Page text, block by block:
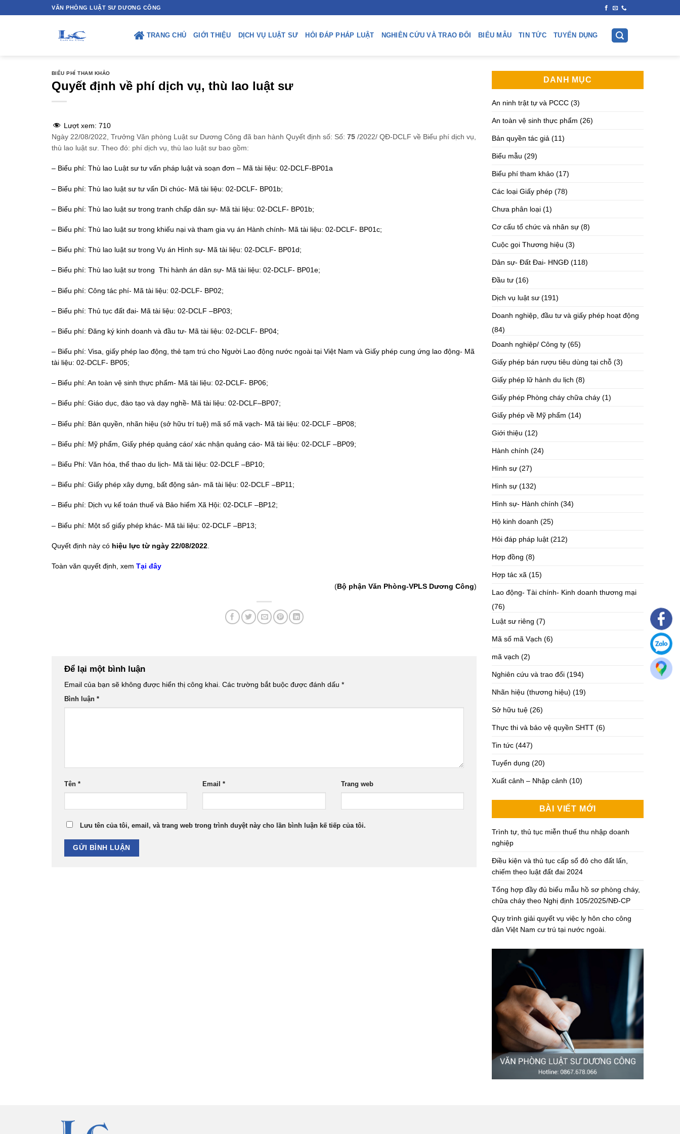
to
VĂN PHÒNG LUẬT SƯ DƯƠNG CÔNG
TRANG CHỦ GIỚI THIỆU DỊCH VỤ LUẬT SƯ HỎI ĐÁP PHÁP LUẬT NGHIÊN CỨU VÀ TRAO ĐỔI BIỂU MẪU TIN TỨC TUYỂN DỤNG
BIỂU PHÍ THAM KHẢO
Quyết định về phí dịch vụ, thù lao luật sư
Lượt xem: 710
Ngày 22/08/2022, Trưởng Văn phòng Luật sư Dương Công đã ban hành Quyết định số: Số: 75 /2022/ QĐ-DCLF về Biểu phí dịch vụ,
thù lao luật sư. Theo đó: phí dịch vụ, thù lao luật sư bao gồm:
– Biểu phí: Thù lao Luật sư tư vấn pháp luật và soạn đơn – Mã tài liệu: 02-DCLF-BP01a
– Biểu phí: Thù lao luật sư tư vấn Di chúc- Mã tài liệu: 02-DCLF- BP01b;
– Biểu phí: Thù lao luật sư trong tranh chấp dân sự- Mã tài liệu: 02-DCLF- BP01b;
– Biểu phí: Thù lao luật sư trong khiếu nại và tham gia vụ án Hành chính- Mã tài liệu: 02-DCLF- BP01c;
– Biểu phí: Thù lao luật sư trong Vụ án Hình sự- Mã tài liệu: 02-DCLF- BP01d;
– Biểu phí: Thù lao luật sư trong Thi hành án dân sự- Mã tài liệu: 02-DCLF- BP01e;
– Biểu phí: Công tác phí- Mã tài liệu: 02-DCLF- BP02;
– Biểu phí: Thủ tục đất đai- Mã tài liệu: 02-DCLF –BP03;
– Biểu phí: Đăng ký kinh doanh và đầu tư- Mã tài liệu: 02-DCLF- BP04;
– Biểu phí: Visa, giấy phép lao động, thẻ tạm trú cho Người Lao động nước ngoài tại Việt Nam và Giấy phép cung ứng lao động- Mã
tài liệu: 02-DCLF- BP05;
– Biểu phí: An toàn vệ sinh thực phẩm- Mã tài liệu: 02-DCLF- BP06;
– Biểu phí: Giáo dục, đào tạo và dạy nghề- Mã tài liệu: 02-DCLF–BP07;
– Biểu phí: Bản quyền, nhãn hiệu (sở hữu trí tuệ) mã số mã vạch- Mã tài liệu: 02-DCLF –BP08;
– Biểu phí: Mỹ phẩm, Giấy phép quảng cáo/ xác nhận quảng cáo- Mã tài liệu: 02-DCLF –BP09;
– Biểu Phí: Văn hóa, thể thao du lịch- Mã tài liệu: 02-DCLF –BP10;
– Biểu phí: Giấy phép xây dựng, bất động sản- mã tài liệu: 02-DCLF –BP11;
– Biểu phí: Dịch vụ kế toán thuế và Bảo hiểm Xã Hội: 02-DCLF –BP12;
– Biểu phí: Một số giấy phép khác- Mã tài liệu: 02-DCLF –BP13;
Quyết định này có hiệu lực từ ngày 22/08/2022
Toàn văn quyết định, xem Tại đây
(Bộ phận Văn Phòng-VPLS Dương Công)
Để lại một bình luận
Email của bạn sẽ không được hiển thị công khai. Các trường bắt buộc được đánh dấu *
Bình luận *
Tên * Email* Trang web
Lưu tên của tôi, email, và trang web trong trình duyệt này cho lần bình luận kế tiếp của tôi.
DANH MỤC
An ninh trật tự và PCCC (3)
An toàn vệ sinh thực phẩm (26)
Bản quyền tác giả (11)
Biểu mẫu (29)
Biểu phí tham khảo (17)
Các loại Giấy phép (78)
Chưa phân loại (1)
Cơ cấu tổ chức và nhân sự (8)
Cuộc gọi Thương hiệu (3)
Dân sự- Đất Đai- HNGĐ (118)
Đầu tư (16)
Dịch vụ luật sư (191)
Doanh nghiệp, đầu tư và giấy phép hoạt động
(84)
Doanh nghiệp/ Công ty (65)
Giấy phép bán rượu tiêu dùng tại chỗ (3)
Giấy phép lữ hành du lịch (8)
Giấy phép Phòng cháy chữa cháy (1)
Giấy phép về Mỹ phẩm (14)
Giới thiệu (12)
Hành chính (24)
Hình sự (27)
Hình sự (132)
Hình sự- Hành chính (34)
Hộ kinh doanh (25)
Hỏi đáp pháp luật (212)
Hợp đồng (8)
Hợp tác xã (15)
Lao động- Tài chính- Kinh doanh thương mại
(76)
Luật sư riêng (7)
Mã số mã Vạch (6)
mã vạch (2)
Nghiên cứu và trao đổi (194)
Nhãn hiệu (thương hiệu) (19)
Sở hữu tuệ (26)
Thực thi và bảo vệ quyền SHTT (6)
Tin tức (447)
Tuyển dụng (20)
Xuất cảnh – Nhập cảnh (10)
BÀI VIẾT MỚI
Trình tự, thủ tục miễn thuế thu nhập doanh
nghiệp
Điều kiện và thủ tục cấp sổ đỏ cho đất lấn,
chiếm theo luật đất đai 2024
Tổng hợp đầy đủ biểu mẫu hồ sơ phòng cháy,
chữa cháy theo Nghị định 105/2025/NĐ-CP
Quy trình giải quyết vụ việc ly hôn cho công
dân Việt Nam cư trú tại nước ngoài.